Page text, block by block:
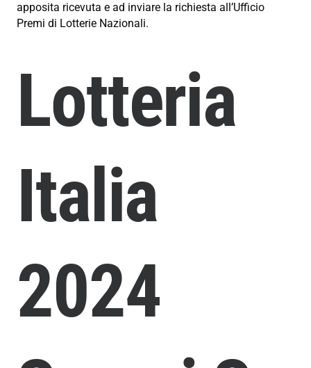
apposita ricevuta e ad inviare la richiesta all’Ufficio
Premi di Lotterie Nazionali.
Lotteria
Italia
2024